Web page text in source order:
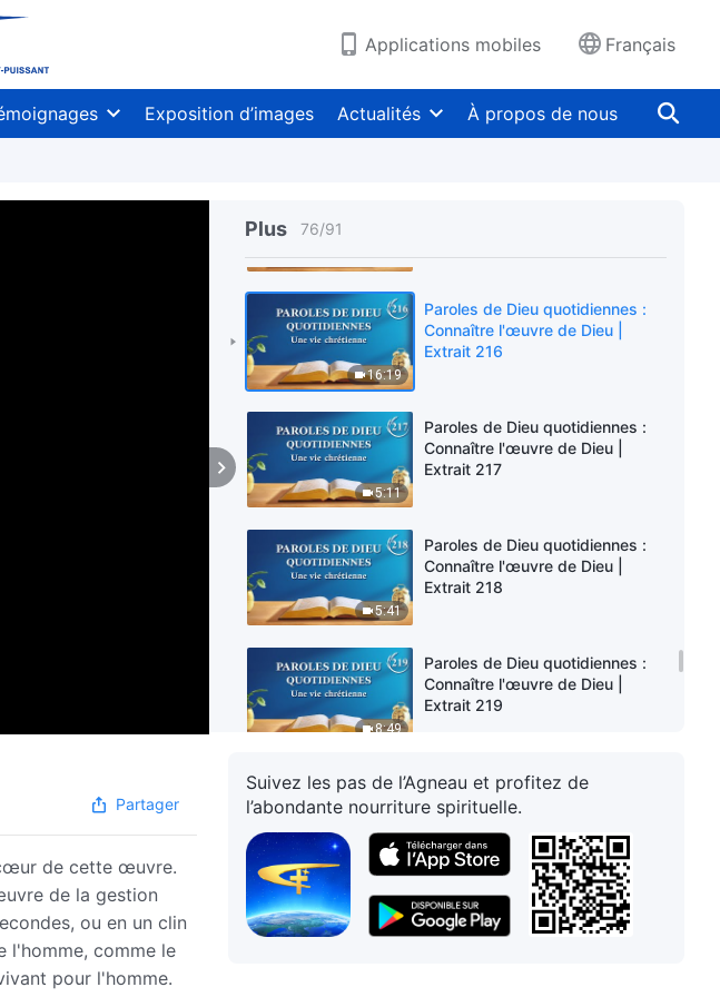
Applications mobiles Français
Exposition d’images Actualités À propos de nous
Plus 76/91
6:13
Connaître l'œuvre de Dieu |
Extrait 214
5:03
16:19
Paroles de Dieu quotidiennes :
Connaître l'œuvre de Dieu |
Extrait 216
5:11
Paroles de Dieu quotidiennes :
Connaître l'œuvre de Dieu |
Extrait 217
5:41
Paroles de Dieu quotidiennes :
Connaître l'œuvre de Dieu |
Extrait 218
8:49
Paroles de Dieu quotidiennes :
Connaître l'œuvre de Dieu |
Extrait 219
6:38
Paroles de Dieu quotidiennes :
Connaître l'œuvre de Dieu |
Extrait 220
Paroles de Dieu quotidiennes :
Connaître l'œuvre de Dieu |
Extrait 221
Partager
de cette œuvre.
de la gestion
ou en un clin
l'homme, comme le
pour l'homme.
Suivez les pas de l’Agneau et profitez de
l’abondante nourriture spirituelle.